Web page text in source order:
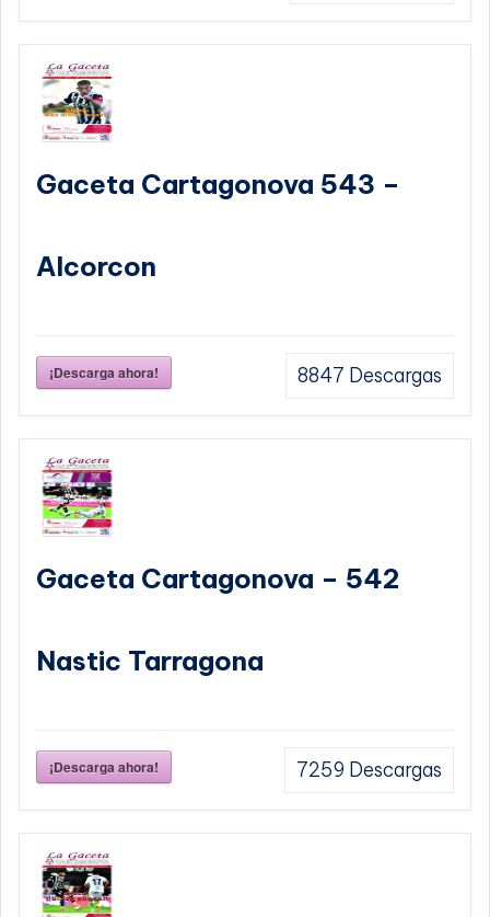
Gaceta Cartagonova 543 –
Alcorcon
¡Descarga ahora! 8847 Descargas
Gaceta Cartagonova – 542
Nastic Tarragona
¡Descarga ahora! 7259 Descargas